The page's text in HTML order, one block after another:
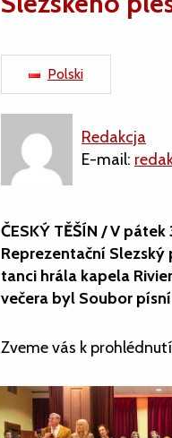
Polski
Redakcja
E-mail:
ČESKÝ TĚŠÍN / V
Reprezentační
tanci hrála kapela
večera byl Soubor
Zveme vás k